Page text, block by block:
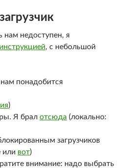
нам недоступен, я
инструкцией, с небольшой
понадобится
)
Я брал отсюда (локально:
загрузчиков
или вот)
внимание: надо выбрать